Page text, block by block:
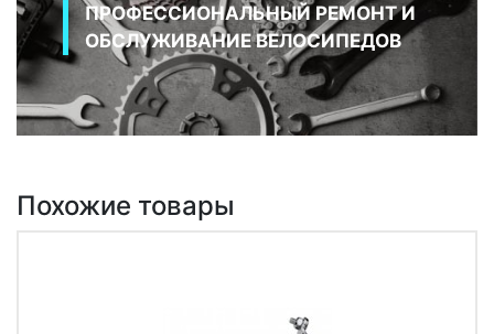
ПРОФЕССИОНАЛЬНЫЙ РЕМОНТ И
ОБСЛУЖИВАНИЕ ВЕЛОСИПЕДОВ
Похожие товары